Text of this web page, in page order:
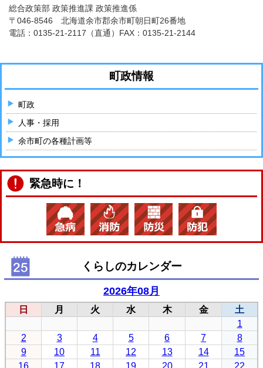
総合政策部 政策推進課 政策推進係
〒046-8546 北海道余市郡余市町朝日町26番地
電話： 0135-21-2117 （直通）FAX：0135-21-2144
町政情報
町政
人事・採用
余市町の各種計画等
緊急時に！
くらしのカレンダー